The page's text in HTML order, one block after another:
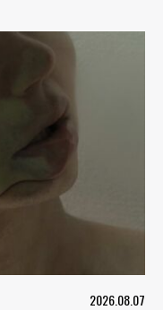
2026.08.07